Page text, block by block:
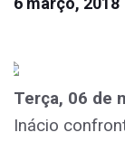
Terça, 06 de
Inácio